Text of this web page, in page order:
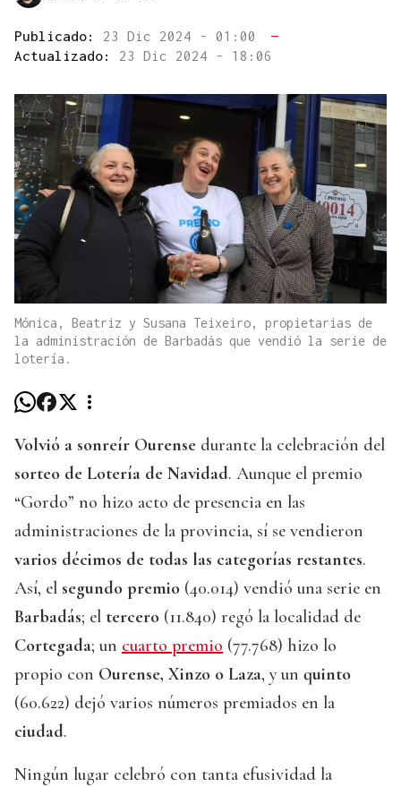
Publicado: 23 Dic 2024 - 01:00
—
Actualizado: 23 Dic 2024 - 18:06
Mónica, Beatriz y Susana Teixeiro, propietarias de
la administración de Barbadás que vendió la serie de
lotería.
Volvió a sonreír Ourense durante la celebración del
sorteo de Lotería de Navidad. Aunque el premio
“Gordo” no hizo acto de presencia en las
administraciones de la provincia, sí se vendieron
varios décimos de todas las categorías restantes.
Así, el segundo premio (40.014) vendió una serie en
Barbadás; el tercero (11.840) regó la localidad de
Cortegada; un cuarto premio (77.768) hizo lo
propio con Ourense, Xinzo o Laza, y un quinto
(60.622) dejó varios números premiados en la
ciudad.
Ningún lugar celebró con tanta efusividad la